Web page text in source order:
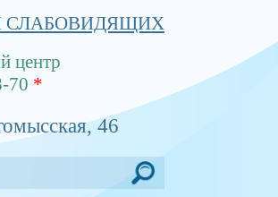
СЛАБОВИДЯЩИХ
центр
70 *
46